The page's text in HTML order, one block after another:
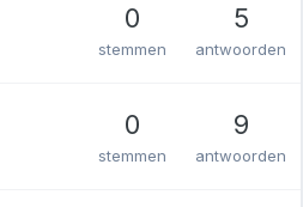
0
stemmen
5
antwoorden
0
stemmen
9
antwoorden